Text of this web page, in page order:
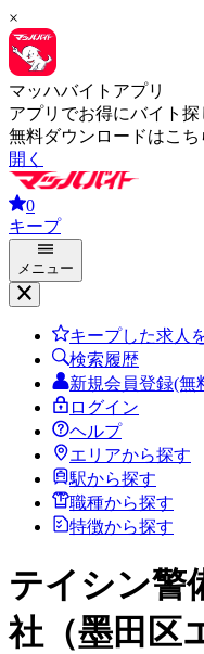
×
マッハバイトアプリ
アプリでお得にバイト探
無料ダウンロードはこち
開く
0
キープ
メニュー
キープした求人
検索履歴
新規会員登録(無
ログイン
ヘルプ
エリアから探す
駅から探す
職種から探す
特徴から探す
テイシン警
社（墨田区